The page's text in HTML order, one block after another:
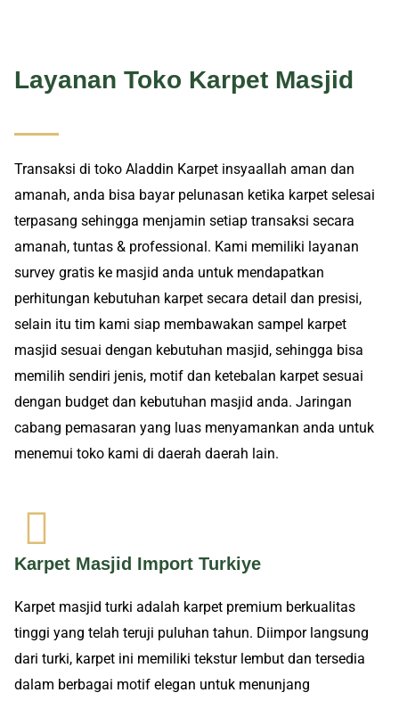
Layanan Toko Karpet Masjid
Transaksi di toko Aladdin Karpet insyaallah aman dan
amanah, anda bisa bayar pelunasan ketika karpet selesai
terpasang sehingga menjamin setiap transaksi secara
amanah, tuntas & professional. Kami memiliki layanan
survey gratis ke masjid anda untuk mendapatkan
perhitungan kebutuhan karpet secara detail dan presisi,
selain itu tim kami siap membawakan sampel karpet
masjid sesuai dengan kebutuhan masjid, sehingga bisa
memilih sendiri jenis, motif dan ketebalan karpet sesuai
dengan budget dan kebutuhan masjid anda. Jaringan
cabang pemasaran yang luas menyamankan anda untuk
menemui toko kami di daerah daerah lain.
Karpet Masjid Import Turkiye
Karpet masjid turki adalah karpet premium berkualitas
tinggi yang telah teruji puluhan tahun. Diimpor langsung
dari turki, karpet ini memiliki tekstur lembut dan tersedia
dalam berbagai motif elegan untuk menunjang